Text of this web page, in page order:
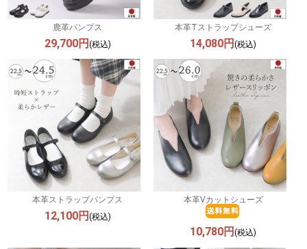
鹿革パンプス
29,700円 (税込)
本革Tストラップシューズ
14,080円(税込)
本革ストラップパンプス
12,100円 (税込)
本革Vカットシューズ
10,780円(税込)